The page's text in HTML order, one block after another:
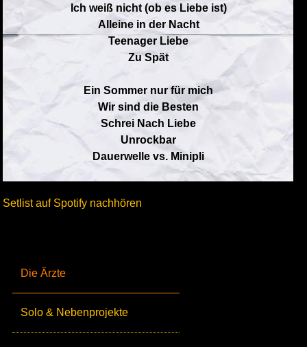
Die Ärzte
Solo & Nebenprojekte
Ich weiß nicht (ob es Liebe ist)
Alleine in der Nacht
Teenager Liebe
Zu Spät
Ein Sommer nur für mich
Wir sind die Besten
Schrei Nach Liebe
Unrockbar
Dauerwelle vs. Minipli
Setlist auf Spotify nachhören